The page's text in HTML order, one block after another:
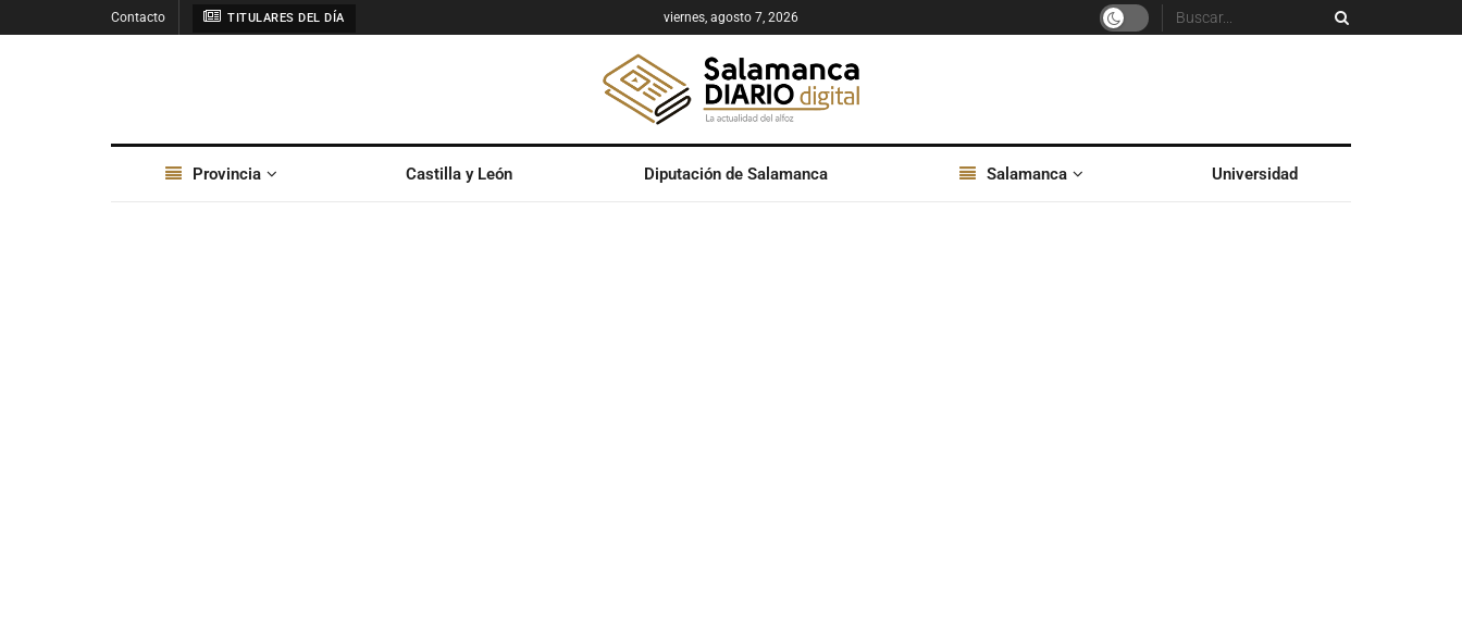
Contacto TITULARES DEL DÍA viernes, agosto 7, 2026
Provincia Castilla y León Diputación de Salamanca Salamanca Universidad